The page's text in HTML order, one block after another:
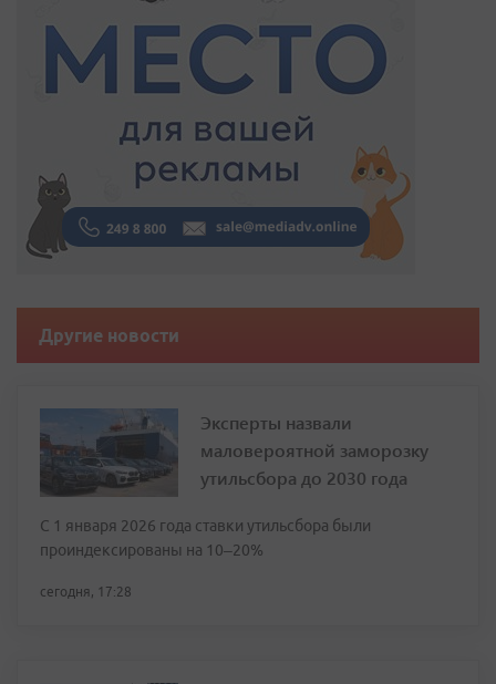
Другие новости
Эксперты назвали
маловероятной заморозку
утильсбора до 2030 года
С 1 января 2026 года ставки утильсбора были
проиндексированы на 10–20%
сегодня, 17:28